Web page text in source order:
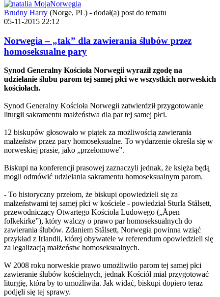
Brudny Harry (Norge, PL) - dodał(a) post do tematu
05-11-2015 22:12
Norwegia – „tak” dla zawierania ślubów przez
homoseksualne pary
Synod Generalny Kościoła Norwegii wyraził zgodę na
udzielanie ślubu parom tej samej płci we wszystkich norweskich
kościołach.
Synod Generalny Kościoła Norwegii zatwierdził przygotowanie
liturgii sakramentu małżeństwa dla par tej samej płci.
12 biskupów głosowało w piątek za możliwością zawierania
małżeństw przez pary homoseksualne. To wydarzenie określa się w
norweskiej prasie, jako „przełomowe”.
Biskupi na konferencji prasowej zaznaczyli jednak, że księża będą
mogli odmówić udzielania sakramentu homoseksualnym parom.
- To historyczny przełom, że biskupi opowiedzieli się za
małżeństwami tej samej płci w kościele - powiedział Sturla Stålsett,
przewodniczący Otwartego Kościoła Ludowego („Åpen
folkekirke”), który walczy o prawo par homoseksualnych do
zawierania ślubów. Zdaniem Stålsett, Norwegia powinna wziąć
przykład z Irlandii, której obywatele w referendum opowiedzieli się
za legalizacją małżeństw homoseksualnych.
W 2008 roku norweskie prawo umożliwiło parom tej samej płci
zawieranie ślubów kościelnych, jednak Kościół miał przygotować
liturgię, która by to umożliwiła. Jak widać, biskupi dopiero teraz
podjęli się tej sprawy.